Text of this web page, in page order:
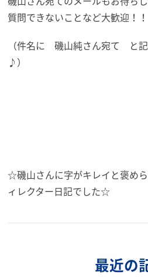
質問できないことなど大歓迎！！
（件名に 磯山純さん宛て と
♪）
☆磯山さんに字がキレイと褒め
ィレクター日記でした☆
最近の